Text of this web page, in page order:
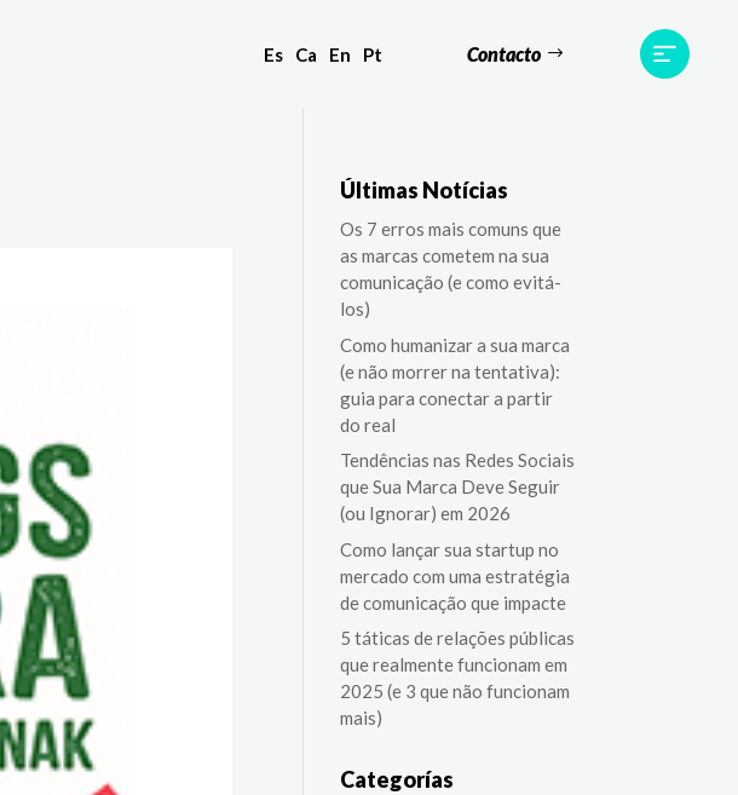
Es Ca En Pt Contacto
Últimas Notícias
Os 7 erros mais comuns que
as marcas cometem na sua
comunicação (e como evitá-
los)
Como humanizar a sua marca
(e não morrer na tentativa):
guia para conectar a partir
do real
Tendências nas Redes Sociais
que Sua Marca Deve Seguir
(ou Ignorar) em 2026
Como lançar sua startup no
mercado com uma estratégia
de comunicação que impacte
5 táticas de relações públicas
que realmente funcionam em
2025 (e 3 que não funcionam
mais)
Categorías